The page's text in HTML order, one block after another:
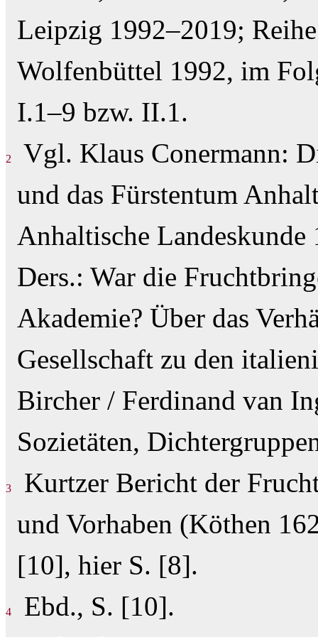
Leipzig 1992–2019;
Wolfenbüttel 1992, im
I.1–9 bzw. II.1.
2
Vgl. Klaus Conermann:
und das Fürstentum
Anhaltische
Ders.: War die
Akademie? Über das
Gesellschaft zu den
Bircher / Ferdinand van
Sozietäten,
3
Kurtzer Bericht der
und Vorhaben (Köthen
[10], hier S. [8].
4 Ebd., S. [10].